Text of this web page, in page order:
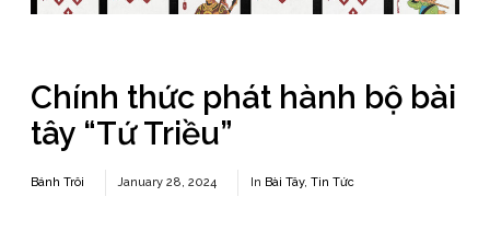
Chính thức phát hành bộ bài
tây “Tứ Triều”
Bánh Trôi January 28, 2024 In Bài Tây, Tin Tức